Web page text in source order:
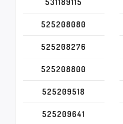
531189115
525208080
525208276
525208800
525209518
525209641